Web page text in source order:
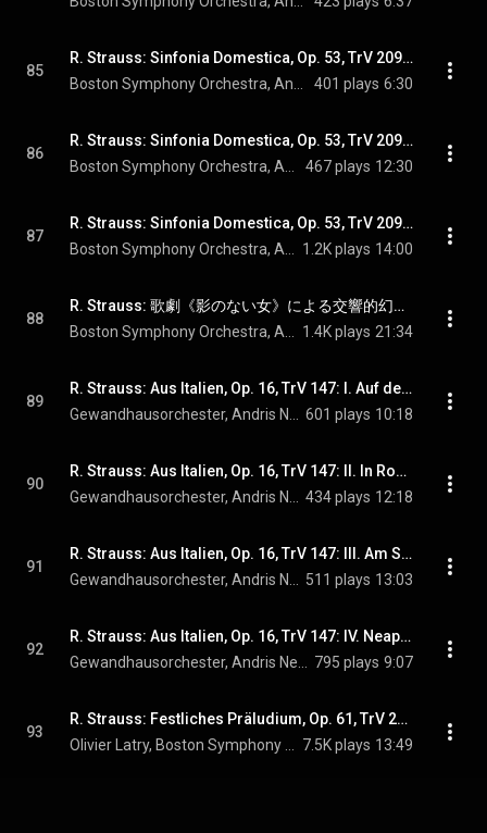
85
R. Strauss: Sinfonia Domestica, Op. 53, TrV 209: IIb. Wiegenlied. Mässig langsam
401 plays 6:30
86
R. Strauss: Sinfonia Domestica, Op. 53, TrV 209: III. Adagio. Langsam
467 plays 12:30
87
R. Strauss: Sinfonia Domestica, Op. 53, TrV 209: IV. Finale. Sehr lebhaft
1.2K plays 14:00
88
R. Strauss: 歌劇《影のない女》による交響的幻想曲 TrV 234a - R. Strauss: Symphonische Fantasie aus Die Frau ohne Schatten, TrV 234a
1.4K plays 21:34
89
R. Strauss: Aus Italien, Op. 16, TrV 147: I. Auf der Campagna
601 plays 10:18
90
R. Strauss: Aus Italien, Op. 16, TrV 147: II. In Roms Ruinen
434 plays 12:18
91
R. Strauss: Aus Italien, Op. 16, TrV 147: III. Am Strande von Sorrent
511 plays 13:03
92
R. Strauss: Aus Italien, Op. 16, TrV 147: IV. Neapolitanisches Volksleben
795 plays 9:07
93
R. Strauss: Festliches Präludium, Op. 61, TrV 229
7.5K plays 13:49